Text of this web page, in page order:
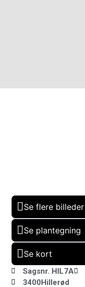
Se flere billeder
Se plantegning
Se kort
Sagsnr. HIL7A
3400Hillerød